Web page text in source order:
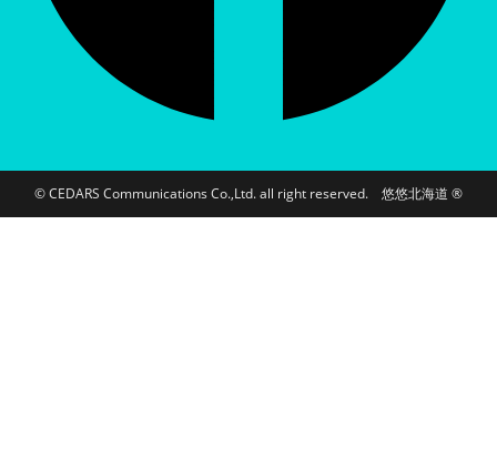
© CEDARS Communications Co.,Ltd. all right reserved. 悠悠北海道 ®